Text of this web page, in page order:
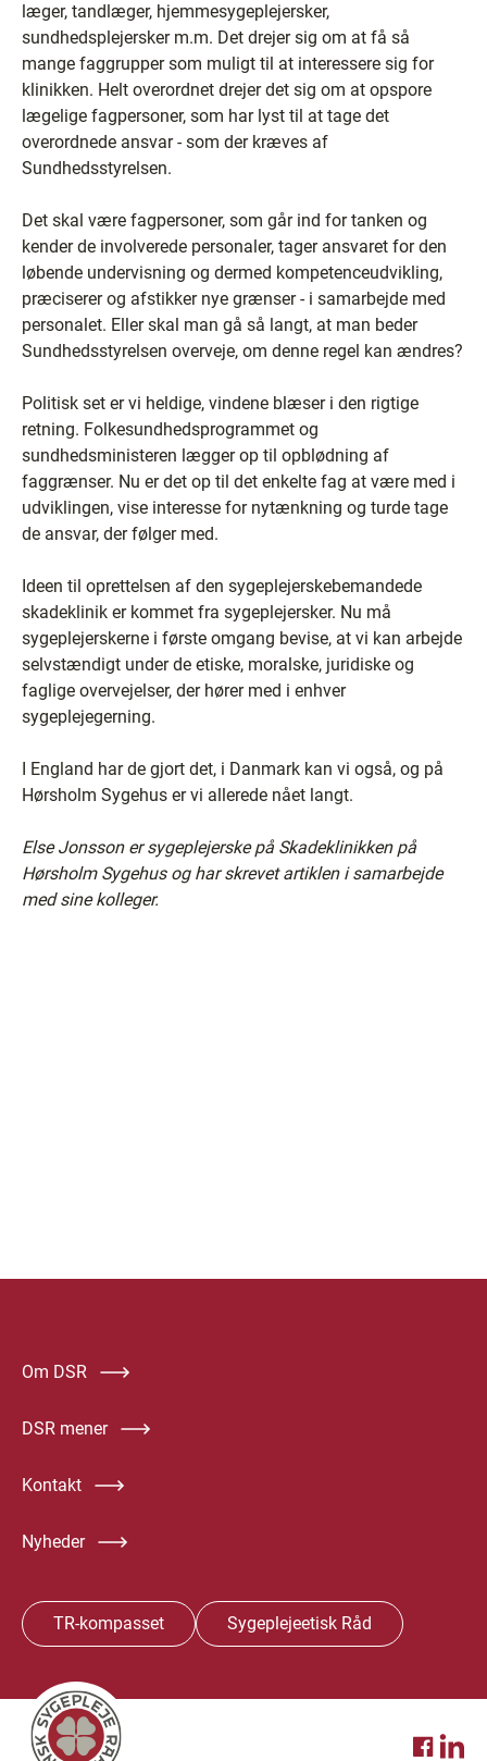
læger, tandlæger, hjemmesygeplejersker,
sundhedsplejersker m.m. Det drejer sig om at få så
mange faggrupper som muligt til at interessere sig for
klinikken. Helt overordnet drejer det sig om at opspore
lægelige fagpersoner, som har lyst til at tage det
overordnede ansvar - som der kræves af
Sundhedsstyrelsen.
Det skal være fagpersoner, som går ind for tanken og
kender de involverede personaler, tager ansvaret for den
løbende undervisning og dermed kompetenceudvikling,
præciserer og afstikker nye grænser - i samarbejde med
personalet. Eller skal man gå så langt, at man beder
Sundhedsstyrelsen overveje, om denne regel kan ændres?
Politisk set er vi heldige, vindene blæser i den rigtige
retning. Folkesundhedsprogrammet og
sundhedsministeren lægger op til opblødning af
faggrænser. Nu er det op til det enkelte fag at være med i
udviklingen, vise interesse for nytænkning og turde tage
de ansvar, der følger med.
Ideen til oprettelsen af den sygeplejerskebemandede
skadeklinik er kommet fra sygeplejersker. Nu må
sygeplejerskerne i første omgang bevise, at vi kan arbejde
selvstændigt under de etiske, moralske, juridiske og
faglige overvejelser, der hører med i enhver
sygeplejegerning.
I England har de gjort det, i Danmark kan vi også, og på
Hørsholm Sygehus er vi allerede nået langt.
Else Jonsson er sygeplejerske på Skadeklinikken på
Hørsholm Sygehus og har skrevet artiklen i samarbejde
med sine kolleger.
Om DSR
DSR mener
Kontakt
Nyheder
TR-kompasset Sygeplejeetisk Råd